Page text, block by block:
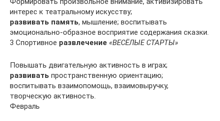
интерес к театральному искусству;
развивать память, мышление; воспитывать
эмоционально-образное восприятие содержания сказки.
3 Спортивное развлечение «ВЕСЁЛЫЕ СТАРТЫ»
Повышать двигательную активность в играх;
развивать пространственную ориентацию;
воспитывать взаимопомощь, взаимовыручку,
творческую активность.
Февраль